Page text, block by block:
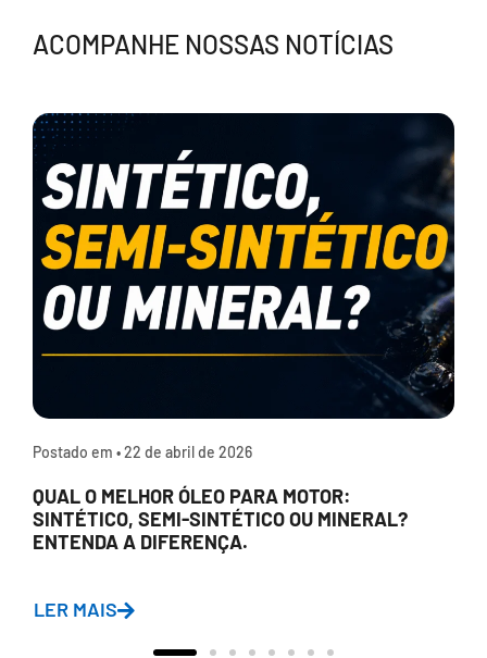
ACOMPANHE NOSSAS NOTÍCIAS
Postado em •22 de abril de 2026
QUAL O MELHOR ÓLEO PARA MOTOR:
SINTÉTICO, SEMI-SINTÉTICO OU MINERAL?
ENTENDA A DIFERENÇA.
LER MAIS